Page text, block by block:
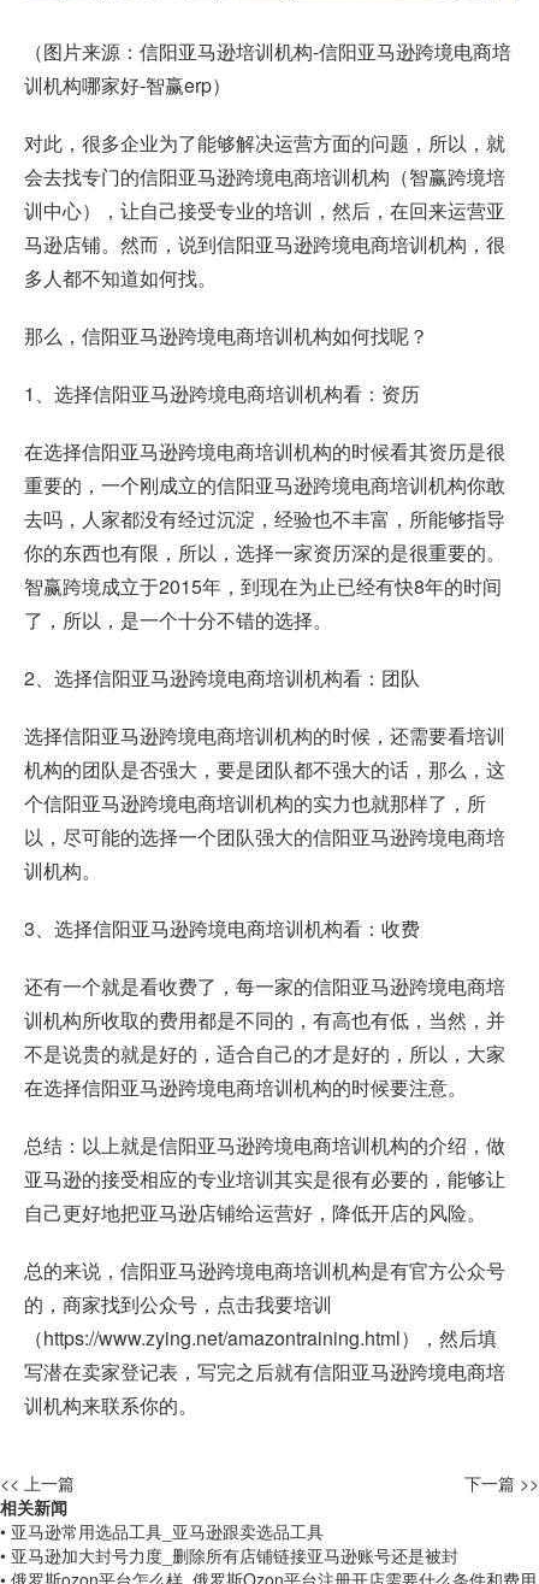
（图片来源：信阳亚马逊培训机构-信阳亚马逊跨境电商培
训机构哪家好-智赢erp）
对此，很多企业为了能够解决运营方面的问题，所以，就
会去找专门的信阳亚马逊跨境电商培训机构（智赢跨境培
训中心），让自己接受专业的培训，然后，在回来运营亚
马逊店铺。然而，说到信阳亚马逊跨境电商培训机构，很
多人都不知道如何找。
那么，信阳亚马逊跨境电商培训机构如何找呢？
1、选择信阳亚马逊跨境电商培训机构看：资历
在选择信阳亚马逊跨境电商培训机构的时候看其资历是很
重要的，一个刚成立的信阳亚马逊跨境电商培训机构你敢
去吗，人家都没有经过沉淀，经验也不丰富，所能够指导
你的东西也有限，所以，选择一家资历深的是很重要的。
智赢跨境成立于2015年，到现在为止已经有快8年的时间
了，所以，是一个十分不错的选择。
2、选择信阳亚马逊跨境电商培训机构看：团队
选择信阳亚马逊跨境电商培训机构的时候，还需要看培训
机构的团队是否强大，要是团队都不强大的话，那么，这
个信阳亚马逊跨境电商培训机构的实力也就那样了，所
以，尽可能的选择一个团队强大的信阳亚马逊跨境电商培
训机构。
3、选择信阳亚马逊跨境电商培训机构看：收费
还有一个就是看收费了，每一家的信阳亚马逊跨境电商培
训机构所收取的费用都是不同的，有高也有低，当然，并
不是说贵的就是好的，适合自己的才是好的，所以，大家
在选择信阳亚马逊跨境电商培训机构的时候要注意。
总结：以上就是信阳亚马逊跨境电商培训机构的介绍，做
亚马逊的接受相应的专业培训其实是很有必要的，能够让
自己更好地把亚马逊店铺给运营好，降低开店的风险。
总的来说，信阳亚马逊跨境电商培训机构是有官方公众号
的，商家找到公众号，点击我要培训
（https://www.zying.net/amazontraining.html），然后填
写潜在卖家登记表，写完之后就有信阳亚马逊跨境电商培
训机构来联系你的。
<< 上一篇
下一篇 >>
相关新闻
• 亚马逊常用选品工具_亚马逊跟卖选品工具
• 亚马逊加大封号力度_删除所有店铺链接亚马逊账号还是被封